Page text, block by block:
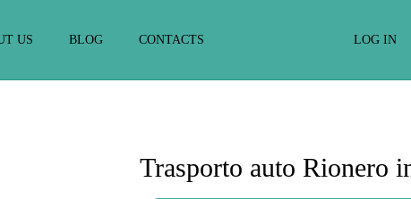
US BLOG CONTACTS LOG IN
Trasporto auto Rionero